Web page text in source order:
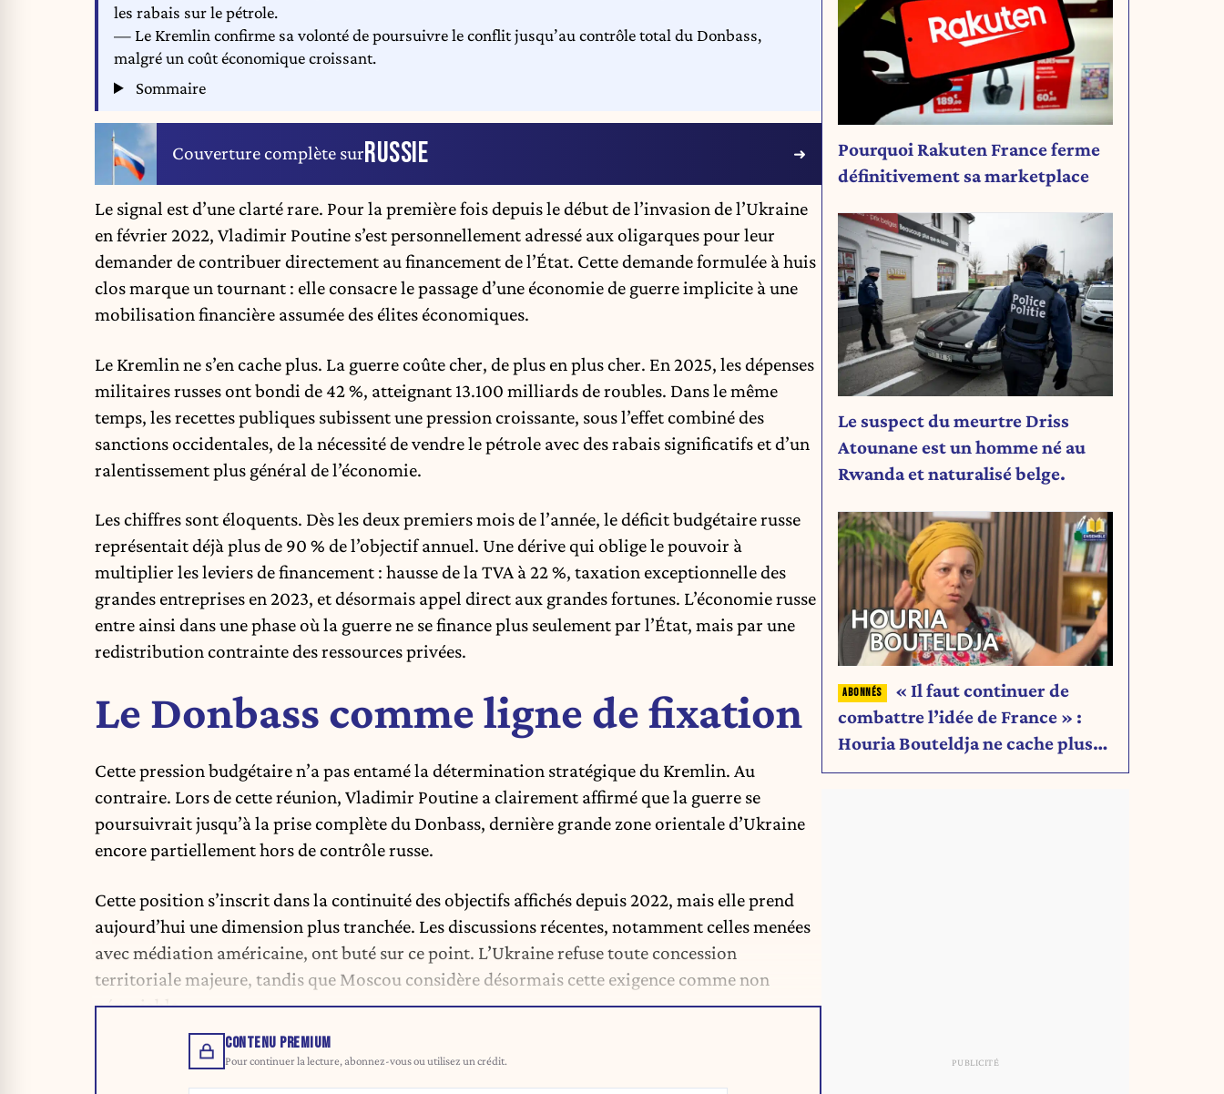
les rabais sur le pétrole.
— Le Kremlin confirme sa volonté de poursuivre le conflit jusqu’au contrôle total du Donbass,
malgré un coût économique croissant.
Sommaire
Couverture complète surRUSSIE
Le signal est d’une clarté rare. Pour la première fois depuis le début de l’invasion de l’Ukraine
en février 2022, Vladimir Poutine s’est personnellement adressé aux oligarques pour leur
demander de contribuer directement au financement de l’État. Cette demande formulée à huis
clos marque un tournant : elle consacre le passage d’une économie de guerre implicite à une
mobilisation financière assumée des élites économiques.
Le Kremlin ne s’en cache plus. La guerre coûte cher, de plus en plus cher. En 2025, les dépenses
militaires russes ont bondi de 42 %, atteignant 13.100 milliards de roubles. Dans le même
temps, les recettes publiques subissent une pression croissante, sous l’effet combiné des
sanctions occidentales, de la nécessité de vendre le pétrole avec des rabais significatifs et d’un
ralentissement plus général de l’économie.
Les chiffres sont éloquents. Dès les deux premiers mois de l’année, le déficit budgétaire russe
représentait déjà plus de 90 % de l’objectif annuel. Une dérive qui oblige le pouvoir à
multiplier les leviers de financement : hausse de la TVA à 22 %, taxation exceptionnelle des
grandes entreprises en 2023, et désormais appel direct aux grandes fortunes. L’économie russe
entre ainsi dans une phase où la guerre ne se finance plus seulement par l’État, mais par une
redistribution contrainte des ressources privées.
Le Donbass comme ligne de fixation
Cette pression budgétaire n’a pas entamé la détermination stratégique du Kremlin. Au
contraire. Lors de cette réunion, Vladimir Poutine a clairement affirmé que la guerre se
poursuivrait jusqu’à la prise complète du Donbass, dernière grande zone orientale d’Ukraine
encore partiellement hors de contrôle russe.
Cette position s’inscrit dans la continuité des objectifs affichés depuis 2022, mais elle prend
aujourd’hui une dimension plus tranchée. Les discussions récentes, notamment celles menées
avec médiation américaine, ont buté sur ce point. L’Ukraine refuse toute concession
territoriale majeure, tandis que Moscou considère désormais cette exigence comme non
négociable.
CONTENU PREMIUM
Pour continuer la lecture, abonnez-vous ou utilisez un crédit.
Pourquoi Rakuten France ferme
définitivement sa marketplace
Le suspect du meurtre Driss
Atounane est un homme né au
Rwanda et naturalisé belge.
« Il faut continuer de
combattre l’idée de France » :
Houria Bouteldja ne cache plus
rien de son projet